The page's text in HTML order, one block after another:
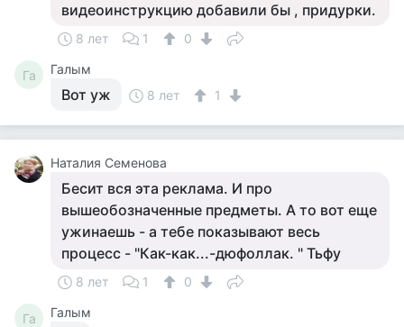
видеоинструкцию добавили бы , придурки.
8 лет 1 0
Га Галым
Вот уж 8 лет 1
Наталия Семенова
Бесит вся эта реклама. И про
вышеобозначенные предметы. А то вот еще
ужинаешь - а тебе показывают весь
процесс - "Как-как...-дюфоллак. " Тьфу
8 лет 1 0
Га Галым